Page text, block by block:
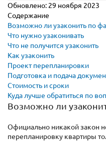
Обновлено: 29 ноября 2023
Содержание
Возможно ли узаконить по
Что нужно узаконивать
Что не получится узаконить
Как узаконить
Проект перепланировки
Подготовка и подача
Стоимость и сроки
Куда лучше обратиться по
Возможно ли
Официально никакой закон
перепланировку квартиры